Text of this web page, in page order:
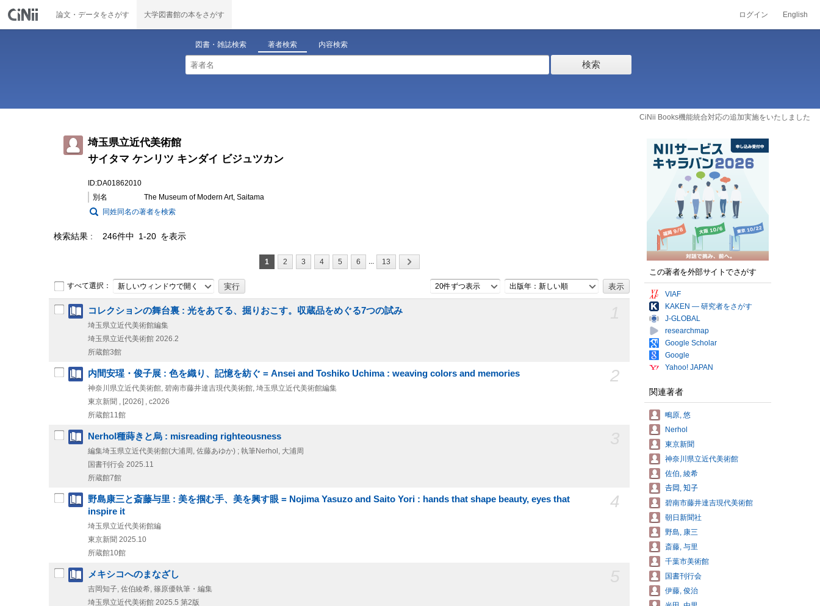
論文・データをさがす 大学図書館の本をさがす ログイン English
図書・雑誌検索 著者検索 内容検索
検索
CiNii Books機能統合対応の追加実施をいたしました
埼玉県立近代美術館
サイタマ ケンリツ キンダイ ビジュツカン
ID:DA01862010
別名
The Museum of Modern Art, Saitama
同姓同名の著者を検索
検索結果 246件中 1-20 を表示
1 2 3 4 5 6 ... 13
すべて選択： 新しいウィンドウで開く 20件ずつ表示 出版年：新しい順
コレクションの舞台裏 : 光をあてる、掘りおこす。収蔵品をめぐる7つの試み
埼玉県立近代美術館編集
埼玉県立近代美術館 2026.2
所蔵館3館
2
内間安瑆・俊子展 : 色を織り、記憶を紡ぐ = Ansei and Toshiko Uchima : weaving colors and memories
神奈川県立近代美術館, 碧南市藤井達吉現代美術館, 埼玉県立近代美術館編集
東京新聞 , [2026] , c2026
所蔵館11館
Nerhol種蒔きと烏 : misreading righteousness
編集埼玉県立近代美術館(大浦周, 佐藤あゆか) ; 執筆Nerhol, 大浦周
国書刊行会 2025.11
所蔵館7館
4
野島康三と斎藤与里 : 美を掴む手、美を興す眼 = Nojima Yasuzo and Saito Yori : hands that shape beauty, eyes that
inspire it
埼玉県立近代美術館編
東京新聞 2025.10
所蔵館10館
メキシコへのまなざし
吉岡知子, 佐伯綾希, 篠原優執筆・編集
埼玉県立近代美術館 2025.5 第2版
この著者を外部サイトでさがす
VIAF
KAKEN — 研究者をさがす
J-GLOBAL
researchmap
Google Scholar
Google
Yahoo! JAPAN
関連著者
鴫原, 悠
Nerhol
東京新聞
神奈川県立近代美術館
佐伯, 綾希
𠮷岡, 知子
碧南市藤井達吉現代美術館
朝日新聞社
野島, 康三
斎藤, 与里
千葉市美術館
国書刊行会
伊藤, 俊治